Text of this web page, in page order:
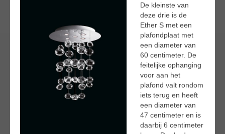
De kleinste van
deze drie is de
Ether S met een
plafondplaat met
een diameter van
60 centimeter. De
feitelijke ophanging
voor aan het
plafond valt rondom
iets terug en heeft
een diameter van
47 centimeter en is
daarbij 6 centimeter